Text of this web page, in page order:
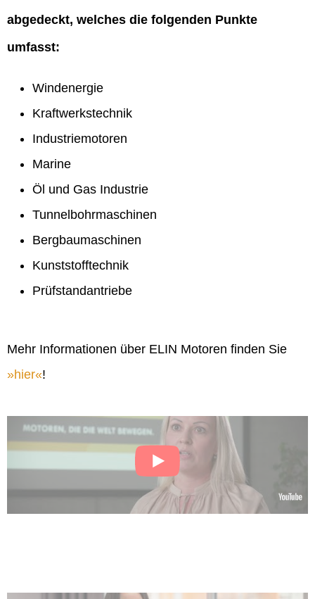
abgedeckt, welches die folgenden Punkte
umfasst:
Windenergie
Kraftwerkstechnik
Industriemotoren
Marine
Öl und Gas Industrie
Tunnelbohrmaschinen
Bergbaumaschinen
Kunststofftechnik
Prüfstandantriebe
Mehr Informationen über ELIN Motoren finden Sie
hier !